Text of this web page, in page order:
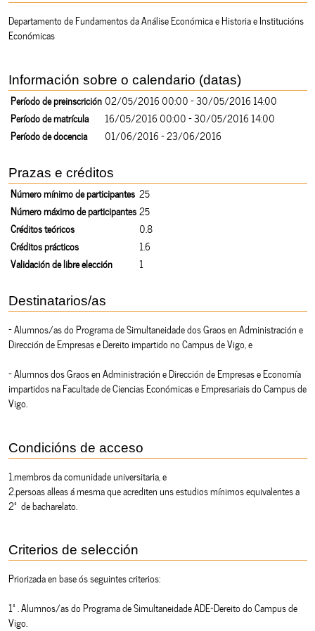
Departamento de Fundamentos da Análise Económica e Historia e Institucións
Económicas
Información sobre o calendario (datas)
Período de preinscrición 02/05/2016 00:00 - 30/05/2016 14:00
Período de matrícula
16/05/2016 00:00 - 30/05/2016 14:00
Período de docencia
01/06/2016 - 23/06/2016
Prazas e créditos
Número mínimo de participantes 25
Número máximo de participantes 25
Créditos teóricos
0.8
Créditos prácticos
1.6
Validación de libre elección
1
Destinatarios/as
- Alumnos/as do Programa de Simultaneidade dos Graos en Administración e
Dirección de Empresas e Dereito impartido no Campus de Vigo, e
- Alumnos dos Graos en Administración e Dirección de Empresas e Economía
impartidos na Facultade de Ciencias Económicas e Empresariais do Campus de
Vigo.
Condicións de acceso
1.membros da comunidade universitaria, e
2.persoas alleas á mesma que acrediten uns estudios mínimos equivalentes a
2º de bacharelato.
Criterios de selección
Priorizada en base ós seguintes criterios:
1º. Alumnos/as do Programa de Simultaneidade ADE-Dereito do Campus de
Vigo.